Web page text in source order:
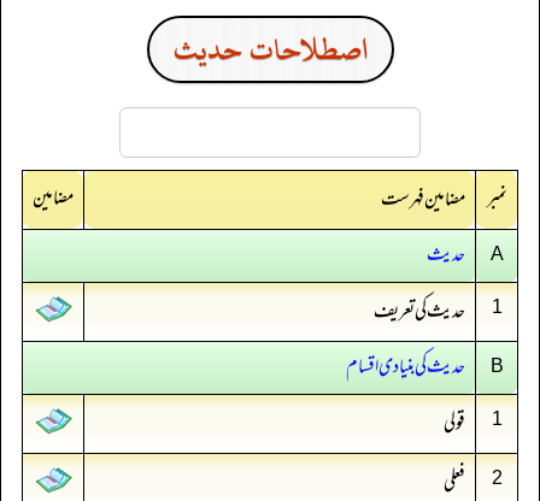
اصطلاحات حدیث
نمبر مضامین فہرست مضامین
A حدیث
1 حدیث کی تعریف
B حدیث کی بنیادی اقسام
1 قولی
2 فعلی